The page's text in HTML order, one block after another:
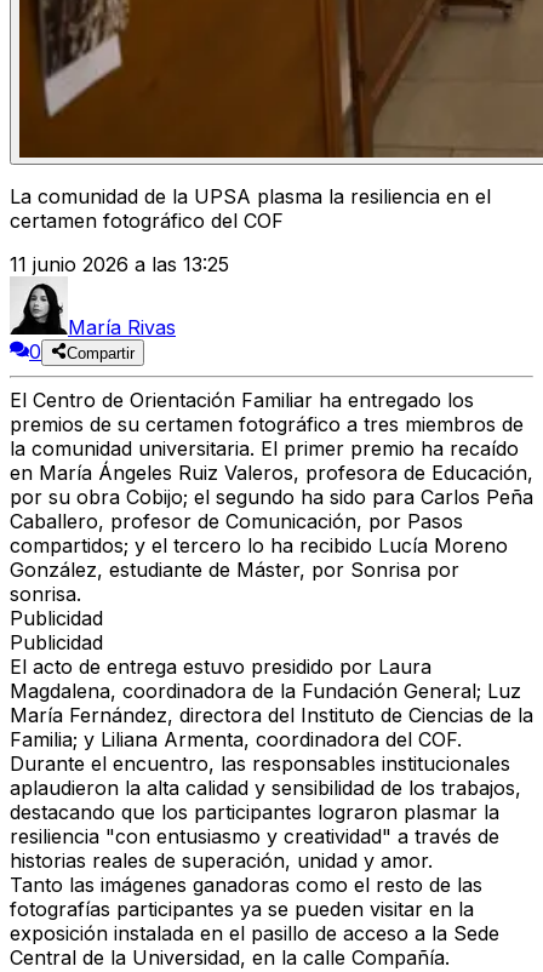
La comunidad de la UPSA plasma la resiliencia en el
certamen fotográfico del COF
11 junio 2026 a las 13:25
María Rivas
0
Compartir
El Centro de Orientación Familiar ha entregado los
premios de su certamen fotográfico a tres miembros de
la comunidad universitaria. El primer premio ha recaído
en María Ángeles Ruiz Valeros, profesora de Educación,
por su obra Cobijo; el segundo ha sido para Carlos Peña
Caballero, profesor de Comunicación, por Pasos
compartidos; y el tercero lo ha recibido Lucía Moreno
González, estudiante de Máster, por Sonrisa por
sonrisa.
Publicidad
Publicidad
El acto de entrega estuvo presidido por Laura
Magdalena, coordinadora de la Fundación General; Luz
María Fernández, directora del Instituto de Ciencias de la
Familia; y Liliana Armenta, coordinadora del COF.
Durante el encuentro, las responsables institucionales
aplaudieron la alta calidad y sensibilidad de los trabajos,
destacando que los participantes lograron plasmar la
resiliencia "con entusiasmo y creatividad" a través de
historias reales de superación, unidad y amor.
Tanto las imágenes ganadoras como el resto de las
fotografías participantes ya se pueden visitar en la
exposición instalada en el pasillo de acceso a la Sede
Central de la Universidad, en la calle Compañía.